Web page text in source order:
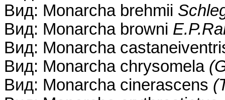
Вид: Monarcha brehmii
Вид: Monarcha browni
Вид: Monarcha
Вид: Monarcha chrysomela
Вид: Monarcha cinerascens